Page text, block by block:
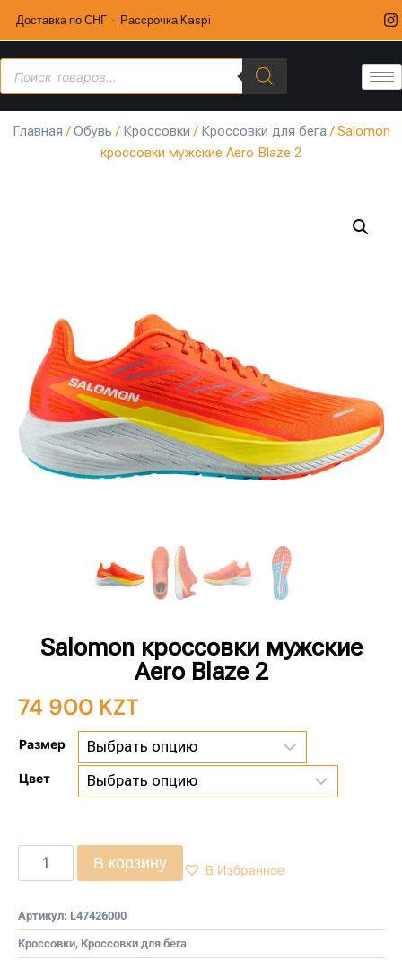
Доставка по СНГ · Рассрочка Kaspi
Главная /Обувь / Кроссовки / Кроссовки для бега/ Salomon
кроссовки мужские Aero Blaze 2
Salomon кроссовки мужские
Aero Blaze 2
74 900 KZT
Размер
Цвет
В корзину В Избранное
Артикул: L47426000
Кроссовки, Кроссовки для бега